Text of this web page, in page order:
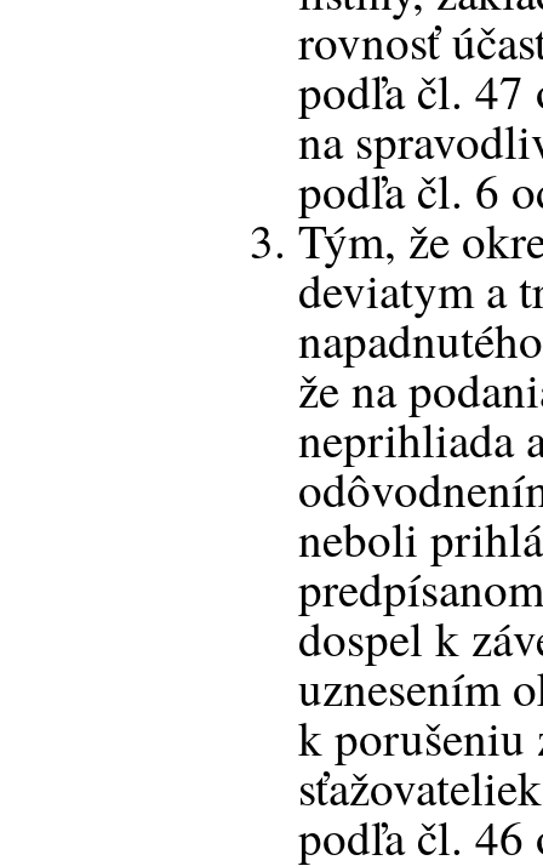
rovnosť
podľa čl. 47
na
podľa čl. 6
Tým, že
deviatym a
že na
neprihliada
neboli
dospel k
uznesením
k porušeniu
podľa čl. 46